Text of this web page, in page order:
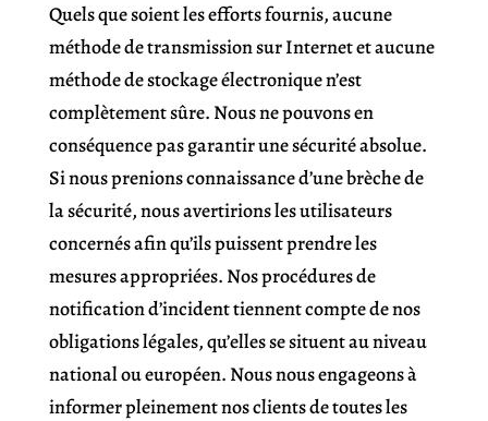
Quels que soient les efforts fournis, aucune
méthode de transmission sur Internet et aucune
méthode de stockage électronique n’est
complètement sûre. Nous ne pouvons en
conséquence pas garantir une sécurité absolue.
Si nous prenions connaissance d’une brèche de
la sécurité, nous avertirions les utilisateurs
concernés afin qu’ils puissent prendre les
mesures appropriées. Nos procédures de
notification d’incident tiennent compte de nos
obligations légales, qu’elles se situent au niveau
national ou européen. Nous nous engageons à
informer pleinement nos clients de toutes les